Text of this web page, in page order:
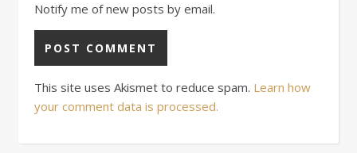
Notify me of new posts by email.
This site uses Akismet to reduce spam. Learn how
your comment data is processed.